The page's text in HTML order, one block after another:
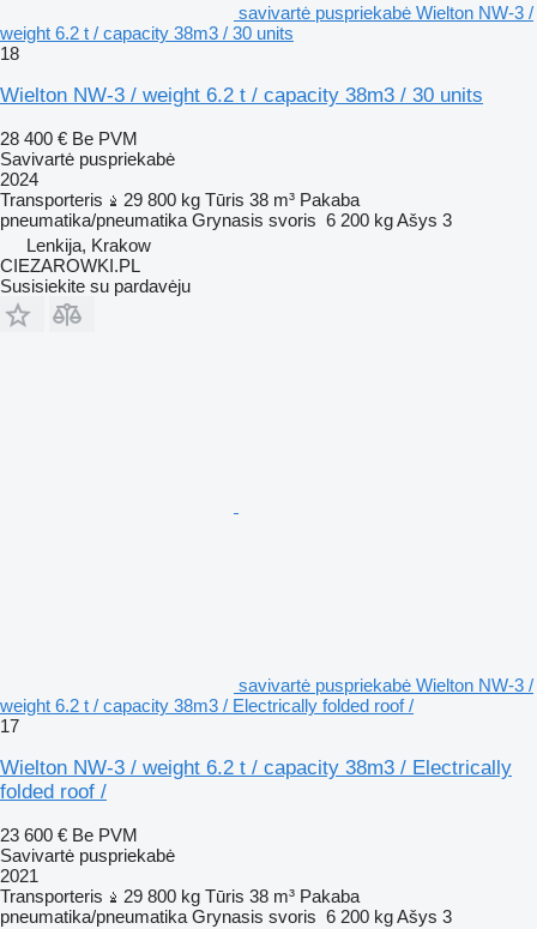
savivartė puspriekabė Wielton NW-3 /
weight 6.2 t / capacity 38m3 / 30 units
18
Wielton NW-3 / weight 6.2 t / capacity 38m3 / 30 units
28 400 € Be PVM
Savivartė puspriekabė
2024
Transporteris
29 800 kg Tūris 38 m³ Pakaba
pneumatika/pneumatika Grynasis svoris 6 200 kgAšys 3
Lenkija, Krakow
CIEZAROWKI.PL
Susisiekite su pardavėju
savivartė puspriekabė Wielton NW-3 /
weight 6.2 t / capacity 38m3 / Electrically folded roof /
17
Wielton NW-3 / weight 6.2 t / capacity 38m3 / Electrically
folded roof /
23 600 € Be PVM
Savivartė puspriekabė
2021
Transporteris
29 800 kg Tūris 38 m³ Pakaba
pneumatika/pneumatika Grynasis svoris 6 200 kgAšys 3